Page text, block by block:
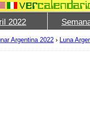
2022
Argentina 2022 › Luna